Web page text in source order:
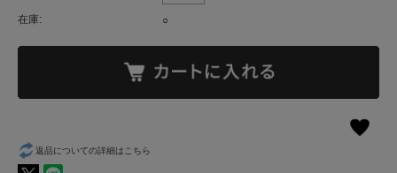
在庫: ○
返品についての詳細はこちら